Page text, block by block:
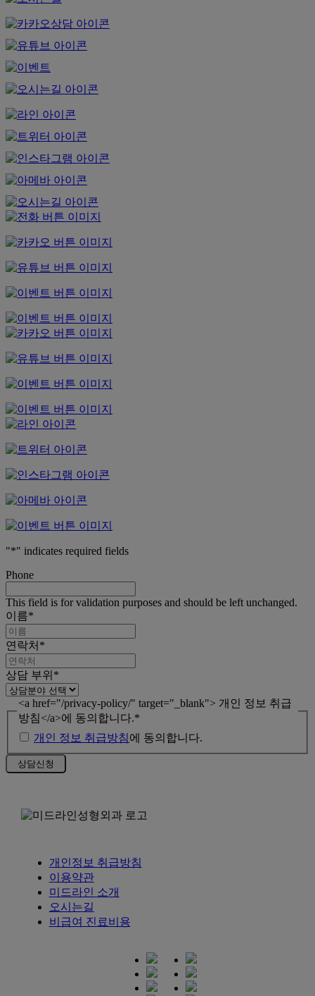
"*" indicates required fields
Phone
This field is for validation purposes and should be left unchanged.
이름*
연락처 *
상담 부위 *
<a href="/privacy-policy/" target="_blank"> 개인 정보 취급
방침</a>에 동의합니다.*
개인 정보 취급방침에 동의합니다.
개인정보 취급방침
이용약관
미드라인 소개
오시는길
비급여 진료비용